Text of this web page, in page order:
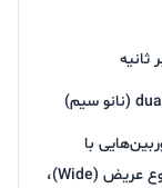
با
رزولوشن ۱۰۸+۸+۲ مگاپیکسل / - حسگر اول از نوع عریض (Wide)،